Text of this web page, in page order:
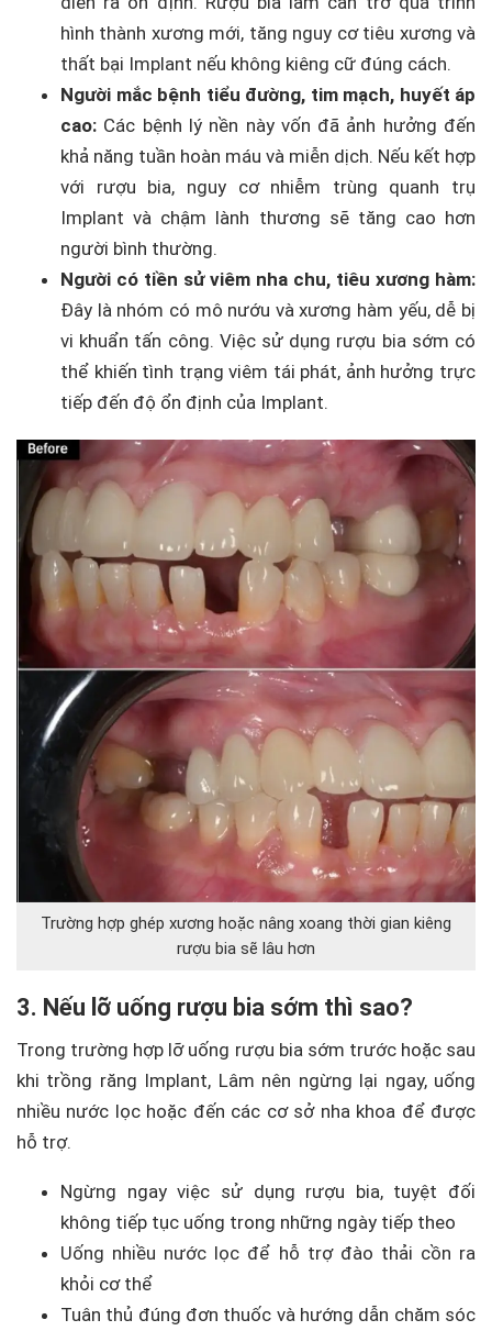
hình thành xương mới, tăng nguy cơ tiêu xương và
thất bại Implant nếu không kiêng cữ đúng cách.
Người mắc bệnh tiểu đường, tim mạch, huyết áp
cao: Các bệnh lý nền này vốn đã ảnh hưởng đến
khả năng tuần hoàn máu và miễn dịch. Nếu kết hợp
với rượu bia, nguy cơ nhiễm trùng quanh trụ
Implant và chậm lành thương sẽ tăng cao hơn
người bình thường.
Người có tiền sử viêm nha chu, tiêu xương hàm:
Đây là nhóm có mô nướu và xương hàm yếu, dễ bị
vi khuẩn tấn công. Việc sử dụng rượu bia sớm có
thể khiến tình trạng viêm tái phát, ảnh hưởng trực
tiếp đến độ ổn định của Implant.
Trường hợp ghép xương hoặc nâng xoang thời gian kiêng
rượu bia sẽ lâu hơn
3. Nếu lỡ uống rượu bia sớm thì sao?
Trong trường hợp lỡ uống rượu bia sớm trước hoặc sau
khi trồng răng Implant, Lâm nên ngừng lại ngay, uống
nhiều nước lọc hoặc đến các cơ sở nha khoa để được
hỗ trợ.
Ngừng ngay việc sử dụng rượu bia, tuyệt đối
không tiếp tục uống trong những ngày tiếp theo
Uống nhiều nước lọc để hỗ trợ đào thải cồn ra
khỏi cơ thể
Tuân thủ đúng đơn thuốc và hướng dẫn chăm sóc